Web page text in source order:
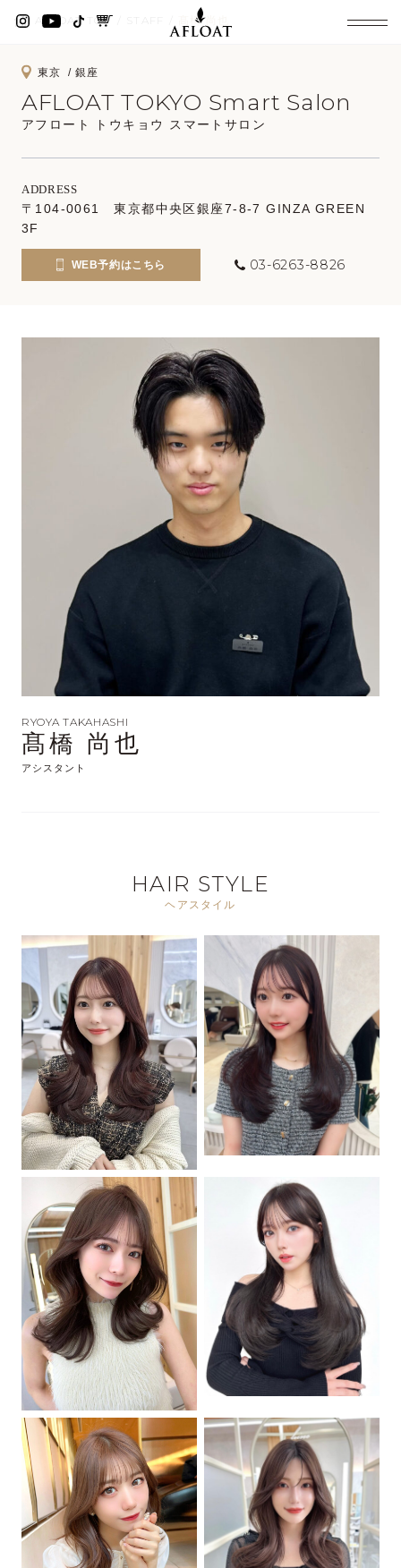
AFLOAT TOP 髙橋 尚也
東京 銀座
AFLOAT TOKYO Smart Salon
アフロート トウキョウ スマートサロン
ADDRESS
〒104-0061 東京都中央区銀座7-8-7 GINZA GREEN
3F
WEB予約はこちら 03-6263-8826
RYOYA TAKAHASHI
髙橋 尚也
アシスタント
HAIR STYLE
ヘアスタイル